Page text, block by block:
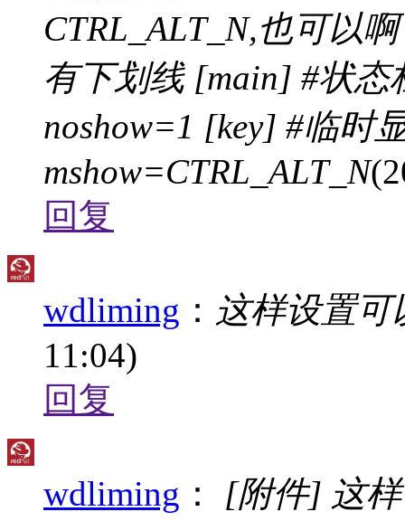
CTRL_ALT_N,也可以
有下划线 [main] #状
noshow=1 [key] #临时
mshow=CTRL_ALT_N
回复
wdliming ： 这样设置可
11:04)
回复
wdliming ：
[附件] 这